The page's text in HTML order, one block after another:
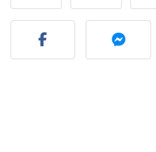
Publicar la